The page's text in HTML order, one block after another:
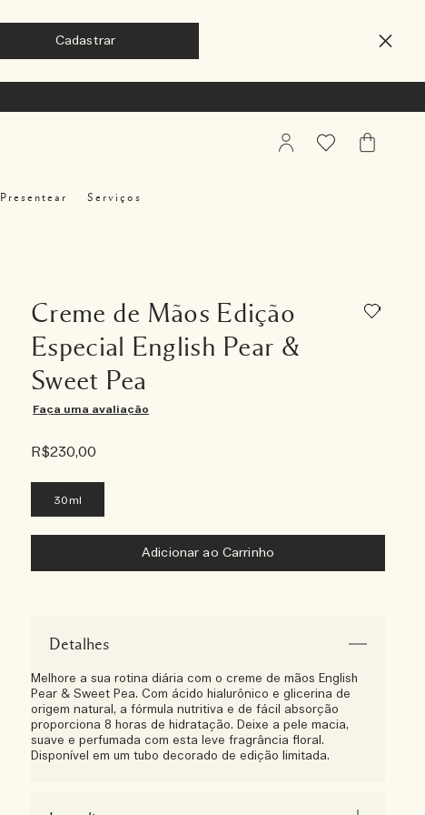
Presentear Serviços
My
FavoritosMeu
Creme de Mãos Edição
Especial English Pear &
Sweet Pea
Faça uma avaliação
R$230,00
30ml
Adicionar ao Carrinho
Detalhes
Melhore a sua rotina diária com o creme de mãos English
Pear & Sweet Pea. Com ácido hialurônico e glicerina de
origem natural, a fórmula nutritiva e de fácil absorção
proporciona 8 horas de hidratação. Deixe a pele macia,
suave e perfumada com esta leve fragrância floral.
Disponível em um tubo decorado de edição limitada.